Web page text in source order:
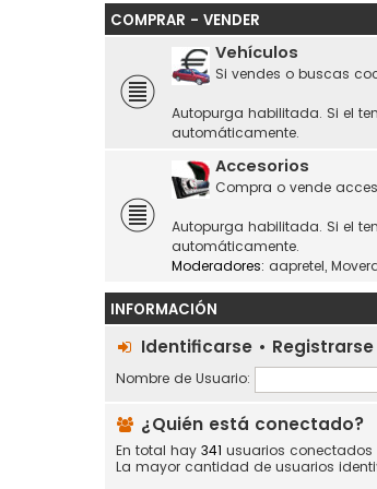
COMPRAR - VENDER
Vehículos
Si vendes o buscas
Autopurga habilitada. Si el
automáticamente.
Accesorios
Compra o vende
Autopurga habilitada. Si el
automáticamente.
Moderadores: aapretel,
INFORMACIÓN
Identificarse • Registrarse
Nombre de Usuario:
¿Quién está conectado?
En total hay 341 usuarios conectados
La mayor cantidad de usuarios